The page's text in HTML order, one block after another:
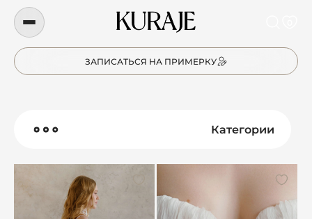
ЗАПИСАТЬСЯ НА ПРИМЕРКУ
Категории